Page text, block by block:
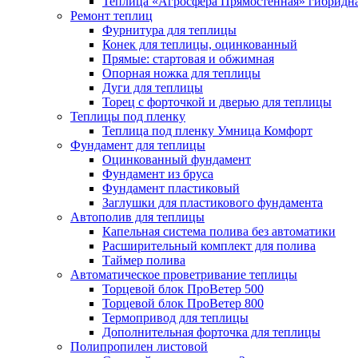
Ремонт теплиц
Фурнитура для теплицы
Конек для теплицы, оцинкованный
Прямые: стартовая и обжимная
Опорная ножка для теплицы
Дуги для теплицы
Торец с форточкой и дверью для теплицы
Теплицы под пленку
Теплица под пленку Умница Комфорт
Фундамент для теплицы
Оцинкованный фундамент
Фундамент из бруса
Фундамент пластиковый
Заглушки для пластикового фундамента
Автополив для теплицы
Капельная система полива без автоматики
Расширительный комплект для полива
Таймер полива
Автоматическое проветривание теплицы
Торцевой блок ПроВетер 500
Торцевой блок ПроВетер 800
Термопривод для теплицы
Дополнительная форточка для теплицы
Полипропилен листовой